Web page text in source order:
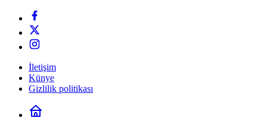
İletişim
Künye
Gizlilik politikası